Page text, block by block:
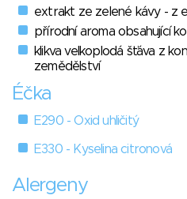
extrakt ze zelené kávy - z
přírodní aroma obsahující
klikva velkoplodá šťáva z
zemědělství
Éčka
E290 - Oxid uhličitý
E330 - Kyselina citronová
Alergeny